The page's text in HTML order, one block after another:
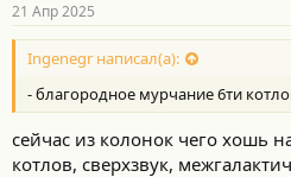
н
о
с
и
:
21 Апр 2025
Ingenegr написал(а):
- благородное мурчание 6ти
сейчас из колонок чего хошь
котлов, сверхзвук,